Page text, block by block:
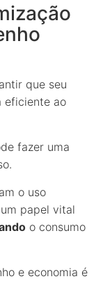
que seu
eficiente ao
fazer uma
o uso
papel vital
o consumo
e economia é